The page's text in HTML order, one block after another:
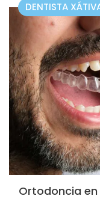
DENTISTA
Ortodoncia